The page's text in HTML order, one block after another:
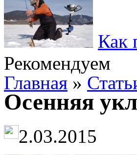
Как
Рекомендуем
Главная »
Осенняя
2.03.2015